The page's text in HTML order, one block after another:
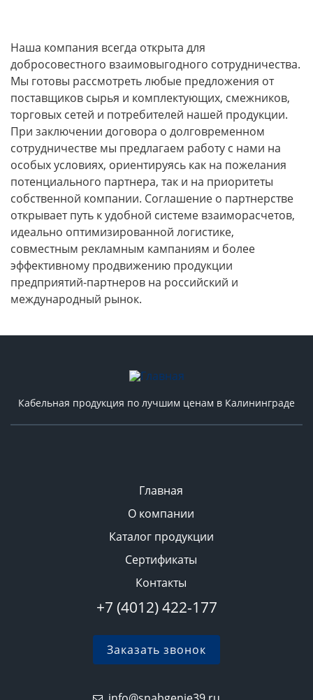
Наша компания всегда открыта для
добросовестного взаимовыгодного сотрудничества.
Мы готовы рассмотреть любые предложения от
поставщиков сырья и комплектующих, смежников,
торговых сетей и потребителей нашей продукции.
При заключении договора о долговременном
сотрудничестве мы предлагаем работу с нами на
особых условиях, ориентируясь как на пожелания
потенциального партнера, так и на приоритеты
собственной компании. Соглашение о партнерстве
открывает путь к удобной системе взаиморасчетов,
идеально оптимизированной логистике,
совместным рекламным кампаниям и более
эффективному продвижению продукции
предприятий-партнеров на российский и
международный рынок.
Кабельная продукция по лучшим ценам в Калининграде
Главная
О компании
Каталог продукции
Сертификаты
Контакты
+7 (4012) 422-177
Заказать звонок